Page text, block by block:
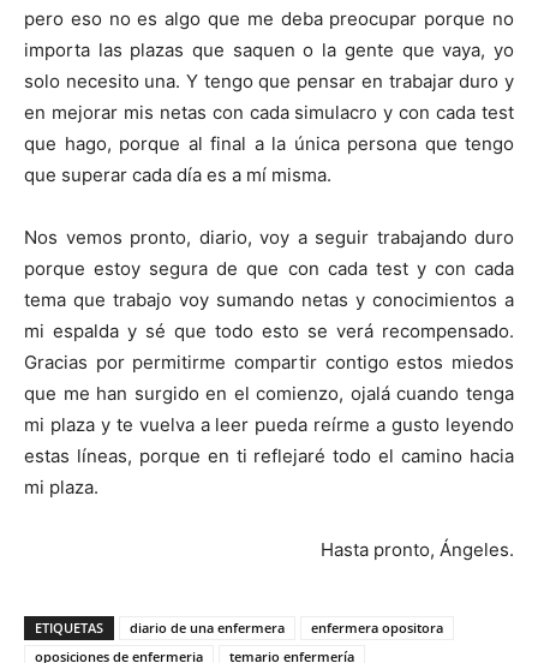
pero eso no es algo que me deba preocupar porque no
importa las plazas que saquen o la gente que vaya, yo
solo necesito una. Y tengo que pensar en trabajar duro y
en mejorar mis netas con cada simulacro y con cada test
que hago, porque al final a la única persona que tengo
que superar cada día es a mí misma.
Nos vemos pronto, diario, voy a seguir trabajando duro
porque estoy segura de que con cada test y con cada
tema que trabajo voy sumando netas y conocimientos a
mi espalda y sé que todo esto se verá recompensado.
Gracias por permitirme compartir contigo estos miedos
que me han surgido en el comienzo, ojalá cuando tenga
mi plaza y te vuelva a leer pueda reírme a gusto leyendo
estas líneas, porque en ti reflejaré todo el camino hacia
mi plaza.
Hasta pronto, Ángeles.
ETIQUETAS diario de una enfermera
enfermera opositora
oposiciones de enfermeria
temario enfermería